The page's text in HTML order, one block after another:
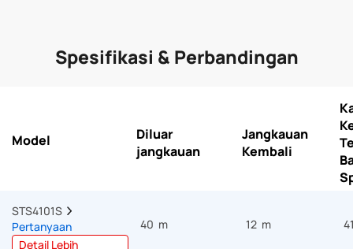
Spesifikasi & Perbandingan
Model
Diluar
jangkauan
Jangkauan
Kembali
STS4101S
Pertanyaan
Detail Lebih
40 m 12 m